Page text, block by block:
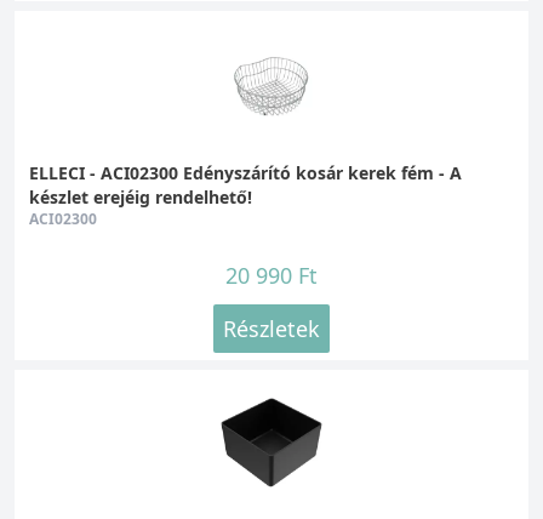
ELLECI - ACI02300 Edényszárító kosár kerek fém - A
készlet erejéig rendelhető!
ACI02300
20 990 Ft
Részletek